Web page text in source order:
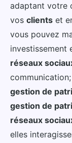
adaptant votre
vos clients et
vous pouvez
investissement
réseaux
gestion de
gestion de
réseaux
elles